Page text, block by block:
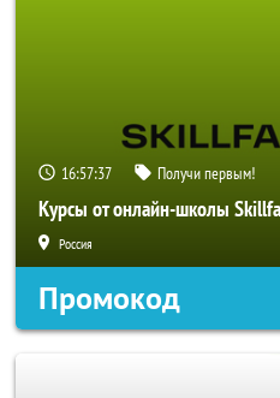
16:57:34 Получи первым!
Курсы от онлайн-школы
Россия
Промокод